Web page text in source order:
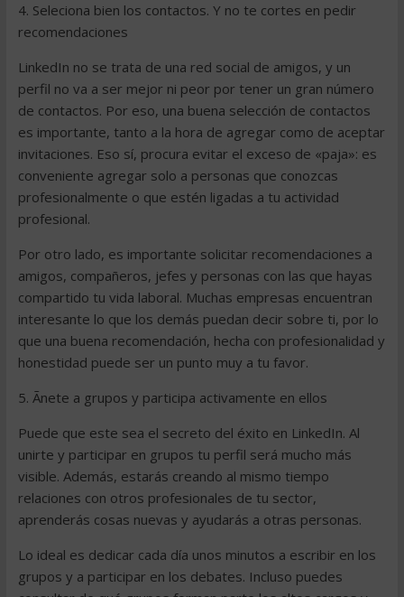
4. Seleciona bien los contactos. Y no te cortes en pedir
recomendaciones
LinkedIn no se trata de una red social de amigos, y un
perfil no va a ser mejor ni peor por tener un gran número
de contactos. Por eso, una buena selección de contactos
es importante, tanto a la hora de agregar como de aceptar
invitaciones. Eso sí, procura evitar el exceso de «paja»: es
conveniente agregar solo a personas que conozcas
profesionalmente o que estén ligadas a tu actividad
profesional.
Por otro lado, es importante solicitar recomendaciones a
amigos, compañeros, jefes y personas con las que hayas
compartido tu vida laboral. Muchas empresas encuentran
interesante lo que los demás puedan decir sobre ti, por lo
que una buena recomendación, hecha con profesionalidad y
honestidad puede ser un punto muy a tu favor.
5. Ãnete a grupos y participa activamente en ellos
Puede que este sea el secreto del éxito en LinkedIn. Al
unirte y participar en grupos tu perfil será mucho más
visible. Además, estarás creando al mismo tiempo
relaciones con otros profesionales de tu sector,
aprenderás cosas nuevas y ayudarás a otras personas.
Lo ideal es dedicar cada día unos minutos a escribir en los
grupos y a participar en los debates. Incluso puedes